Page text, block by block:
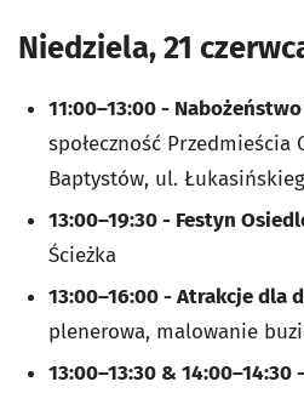
Niedziela, 21
11:00–13:00 - Nabożeństwo
społeczność Przedmieścia
Baptystów, ul.
13:00–19:30 - Festyn
Ścieżka
13:00–16:00 - Atrakcje dla
plenerowa, malowanie
13:00–13:30 & 14:00–14:30